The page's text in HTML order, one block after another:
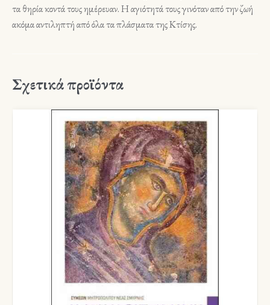
τα θηρία κοντά τους ημέρευαν. Η αγιότητά τους γινόταν από την ζωή
ακόμα αντιληπτή από όλα τα πλάσματα της Κτίσης.
Σχετικά προϊόντα